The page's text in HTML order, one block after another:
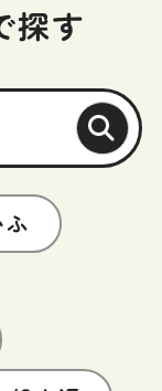
探す
ふ